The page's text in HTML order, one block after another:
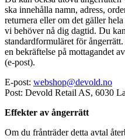
ska innehålla namn, adress,
returnera eller om det gäller
vi behöver nå dig dagtid. Du
standardformuläret för
en bekräftelse på mottagandet
(e-post).
E-post: webshop@devold.no
Post: Devold Retail AS, 6030
Effekter av ångerrätt
Om du frånträder detta avtal